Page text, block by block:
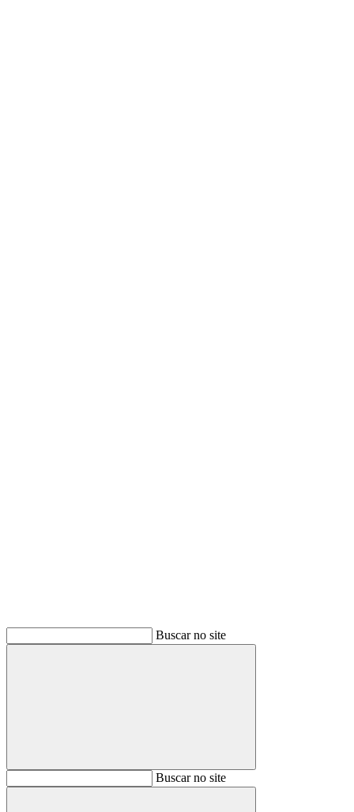
Buscar no site
BuscarBuscar no site